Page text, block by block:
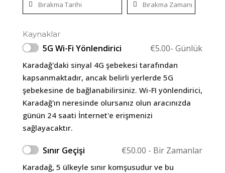
Kaynaklar
5G Wi-Fi Yönlendirici €5.00- Günlük
Karadağ'daki sinyal 4G şebekesi tarafından
kapsanmaktadır, ancak belirli yerlerde 5G
şebekesine de bağlanabilirsiniz. Wi-FI yönlendirici,
Karadağ'ın neresinde olursanız olun aracınızda
günün 24 saati İnternet'e erişmenizi
sağlayacaktır.
Sınır Geçişi €50.00 - Bir Zamanlar
Karadağ, 5 ülkeyle sınır komşusudur ve bu